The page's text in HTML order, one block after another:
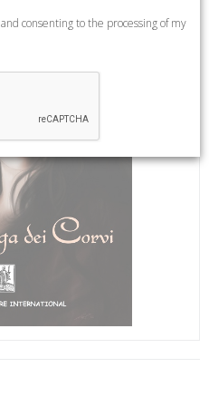
and consenting to the processing of my